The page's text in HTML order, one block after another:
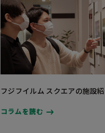
フジフイルム スクエアの施設
コラムを読む